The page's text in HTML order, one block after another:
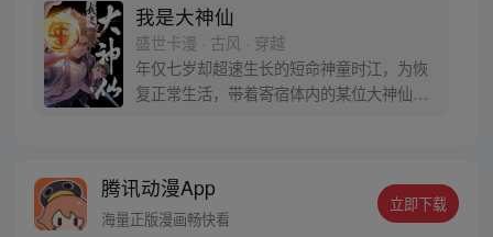
我是大神仙
盛世卡漫 · 古风 · 穿越
年仅七岁却超速生长的短命神童时江，为恢
复正常生活，带着寄宿体内的某位大神仙闯
腾讯动漫App
海量正版漫画畅快看
立即下载